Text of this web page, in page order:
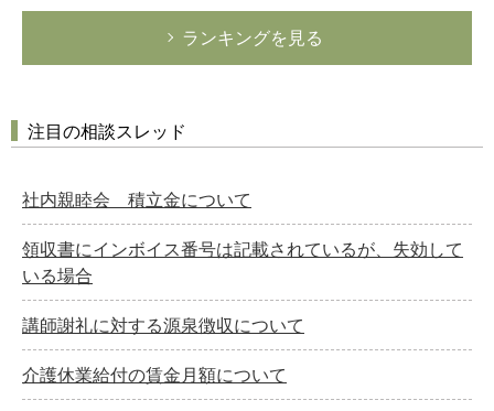
ランキングを見る
注目の相談スレッド
社内親睦会 積立金について
領収書にインボイス番号は記載されているが、失効して
いる場合
講師謝礼に対する源泉徴収について
介護休業給付の賃金月額について